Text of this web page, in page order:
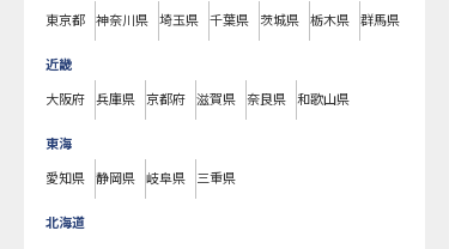
東京都 神奈川県 埼玉県 千葉県 茨城県 栃木県 群馬県
近畿
大阪府 兵庫県 京都府 滋賀県 奈良県 和歌山県
東海
愛知県 静岡県 岐阜県 三重県
北海道